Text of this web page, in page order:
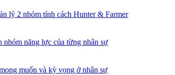
lý 2 nhóm tính cách Hunter & Farmer
nhóm năng lực của từng nhân sự
muốn và kỳ vọng ở nhân sự